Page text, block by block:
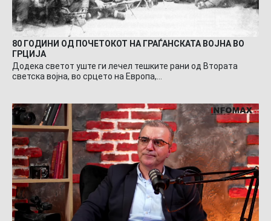
80 ГОДИНИ ОД ПОЧЕТОКОТ НА ГРАЃАНСКАТА ВОЈНА ВО
ГРЦИЈА
Додека светот уште ги лечел тешките рани од Втората
светска војна, во срцето на Европа,…